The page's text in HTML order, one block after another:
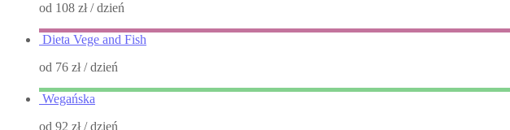
od 108 zł/ dzień
Dieta Vege and Fish
od 76 zł/ dzień
Wegańska
od 92 zł/ dzień